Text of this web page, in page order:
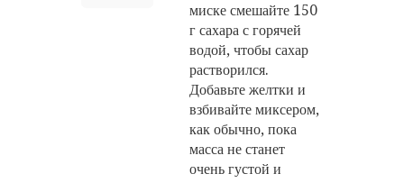
миске смешайте 150
г сахара с горячей
водой, чтобы сахар
растворился.
Добавьте желтки и
взбивайте миксером,
как обычно, пока
масса не станет
очень густой и